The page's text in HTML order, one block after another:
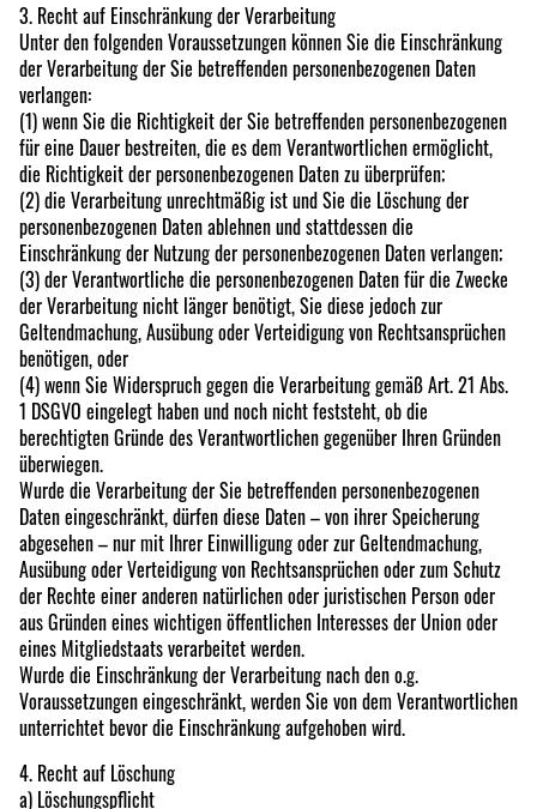
3. Recht auf Einschränkung der Verarbeitung
Unter den folgenden Voraussetzungen können Sie die Einschränkung
der Verarbeitung der Sie betreffenden personenbezogenen Daten
verlangen:
(1) wenn Sie die Richtigkeit der Sie betreffenden personenbezogenen
für eine Dauer bestreiten, die es dem Verantwortlichen ermöglicht,
die Richtigkeit der personenbezogenen Daten zu überprüfen;
(2) die Verarbeitung unrechtmäßig ist und Sie die Löschung der
personenbezogenen Daten ablehnen und stattdessen die
Einschränkung der Nutzung der personenbezogenen Daten verlangen;
(3) der Verantwortliche die personenbezogenen Daten für die Zwecke
der Verarbeitung nicht länger benötigt, Sie diese jedoch zur
Geltendmachung, Ausübung oder Verteidigung von Rechtsansprüchen
benötigen, oder
(4) wenn Sie Widerspruch gegen die Verarbeitung gemäß Art. 21 Abs.
1 DSGVO eingelegt haben und noch nicht feststeht, ob die
berechtigten Gründe des Verantwortlichen gegenüber Ihren Gründen
überwiegen.
Wurde die Verarbeitung der Sie betreffenden personenbezogenen
Daten eingeschränkt, dürfen diese Daten – von ihrer Speicherung
abgesehen – nur mit Ihrer Einwilligung oder zur Geltendmachung,
Ausübung oder Verteidigung von Rechtsansprüchen oder zum Schutz
der Rechte einer anderen natürlichen oder juristischen Person oder
aus Gründen eines wichtigen öffentlichen Interesses der Union oder
eines Mitgliedstaats verarbeitet werden.
Wurde die Einschränkung der Verarbeitung nach den o.g.
Voraussetzungen eingeschränkt, werden Sie von dem Verantwortlichen
unterrichtet bevor die Einschränkung aufgehoben wird.
4. Recht auf Löschung
a) Löschungspflicht